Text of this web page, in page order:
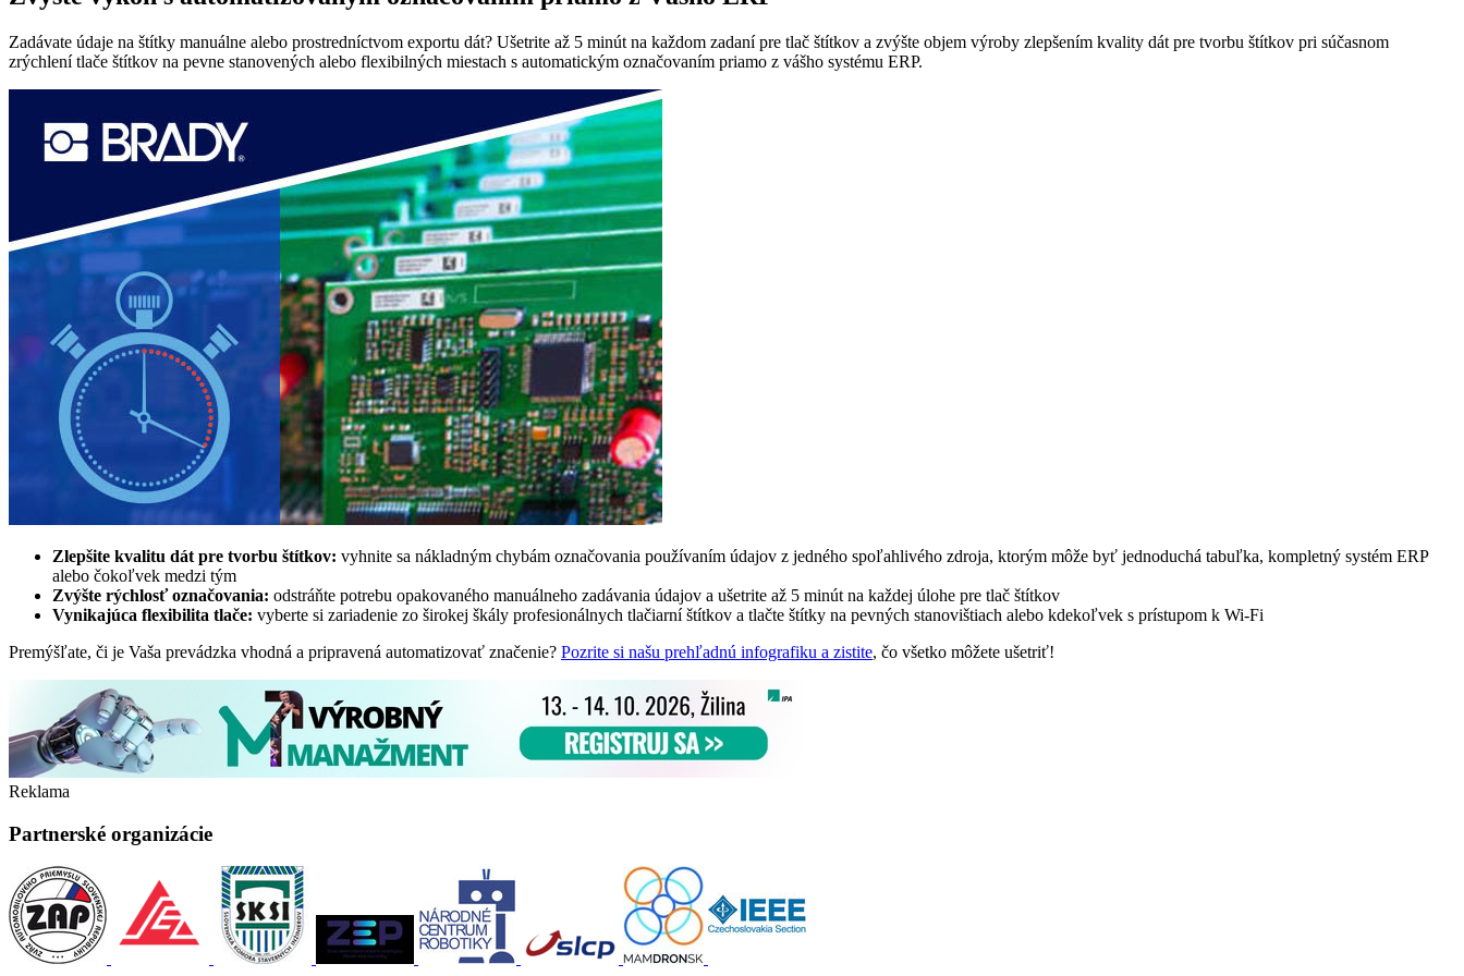
Zadávate údaje na štítky manuálne alebo prostredníctvom exportu dát? Ušetrite až 5 minút na každom zadaní pre tlač štítkov a zvýšte objem výroby zlepšením kvality dát pre tvorbu štítkov pri súčasnom
zrýchlení tlače štítkov na pevne stanovených alebo flexibilných miestach s automatickým označovaním priamo z vášho systému ERP.
Zlepšite kvalitu dát pre tvorbu štítkov: vyhnite sa nákladným chybám označovania používaním údajov z jedného spoľahlivého zdroja, ktorým môže byť jednoduchá tabuľka, kompletný systém ERP
alebo čokoľvek medzi tým
Zvýšte rýchlosť označovania: odstráňte potrebu opakovaného manuálneho zadávania údajov a ušetrite až 5 minút na každej úlohe pre tlač štítkov
Vynikajúca flexibilita tlače: vyberte si zariadenie zo širokej škály profesionálnych tlačiarní štítkov a tlačte štítky na pevných stanovištiach alebo kdekoľvek s prístupom k Wi-Fi
Premýšľate, či je Vaša prevádzka vhodná a pripravená automatizovať značenie? Pozrite si našu prehľadnú infografiku a zistite, čo všetko môžete ušetriť!
Reklama
Partnerské organizácie